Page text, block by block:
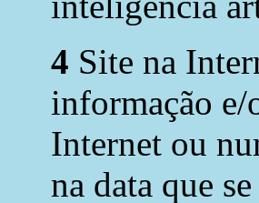
4 Site na
informação
Internet ou
na data que